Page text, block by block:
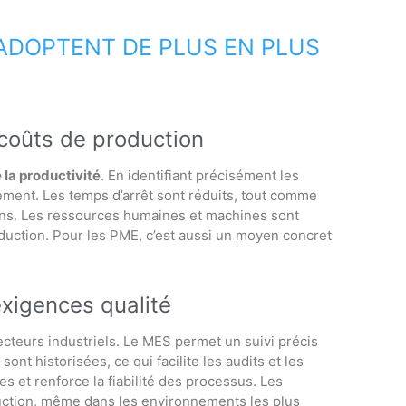
DE PLUS EN PLUS
de production
la productivité. En identifiant précisément les
Les temps d’arrêt sont réduits, tout comme
Les ressources humaines et machines sont
Pour les PME, c’est aussi un moyen concret
qualité
industriels. Le MES permet un suivi précis
historisées, ce qui facilite les audits et les
et renforce la fiabilité des processus. Les
même dans les environnements les plus